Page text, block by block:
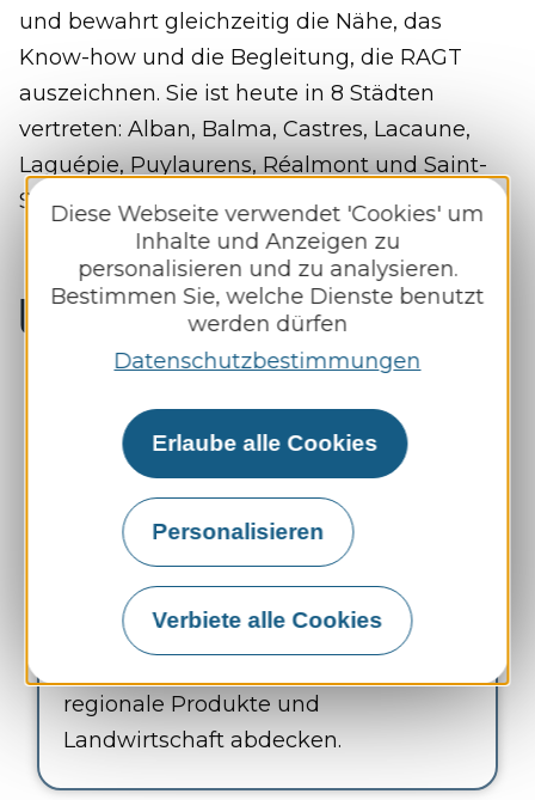
Diese Webseite verwendet 'Cookies' um
Inhalte und Anzeigen zu
personalisieren und zu analysieren.
Bestimmen Sie, welche Dienste benutzt
werden dürfen
Datenschutzbestimmungen
Erlaube alle Cookies
Personalisieren
Verbiete alle Cookies
und bewahrt gleichzeitig die Nähe, das
Know-how und die Begleitung, die RAGT
auszeichnen. Sie ist heute in 8 Städten
vertreten: Alban, Balma, Castres, Lacaune,
Laguépie, Puylaurens, Réalmont und Saint-
Sulpice.
Unsere Dienstleistungen
Angebot
Eine umfangreiche Auswahl an
Qualitätsprodukten, die die Bereiche
regionale Produkte und
Landwirtschaft abdecken.